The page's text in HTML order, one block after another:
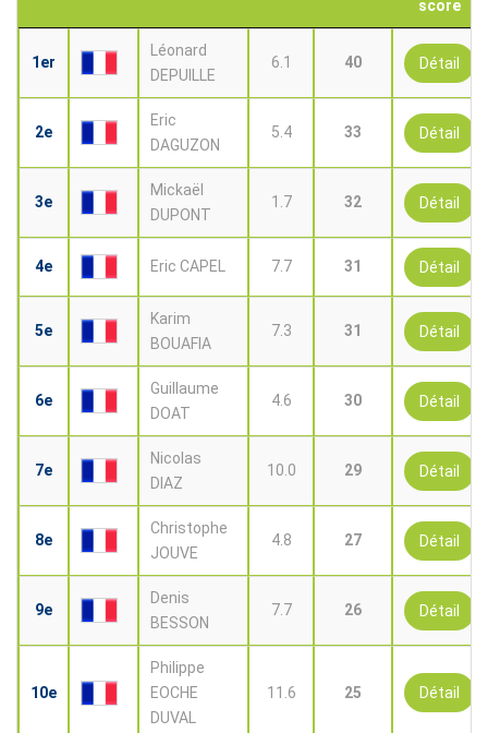
score
1er
Léonard
DEPUILLE
6.1 40 Détail
2e
Eric
DAGUZON
5.4 33 Détail
3e
Mickaël
DUPONT
1.7 32 Détail
4e Eric CAPEL 7.7 31 Détail
5e
Karim
BOUAFIA
7.3 31 Détail
6e
Guillaume
DOAT
4.6 30 Détail
7e
Nicolas
DIAZ
10.0 29 Détail
8e
Christophe
JOUVE
4.8 27 Détail
9e
Denis
BESSON
7.7 26 Détail
10e
Philippe
EOCHE
DUVAL
11.6 25 Détail